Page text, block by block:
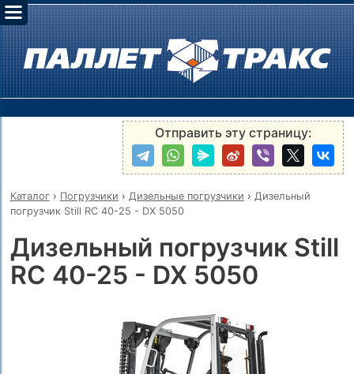
Отправить эту страницу:
Каталог› Погрузчики › Дизельные погрузчики › Дизельный
погрузчик Still RC 40-25 - DX 5050
Дизельный погрузчик Still
RC 40-25 - DX 5050